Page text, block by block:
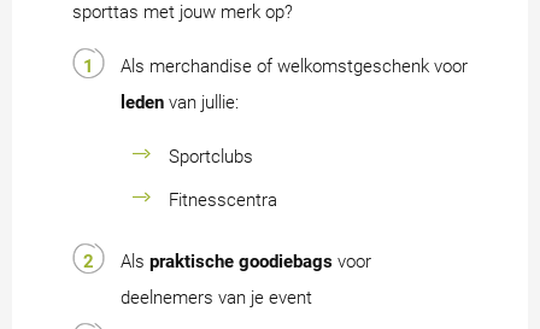
sporttas met jouw merk op?
Als merchandise of welkomstgeschenk voor
leden van jullie:
Sportclubs
Fitnesscentra
Als praktische goodiebags voor
deelnemers van je event